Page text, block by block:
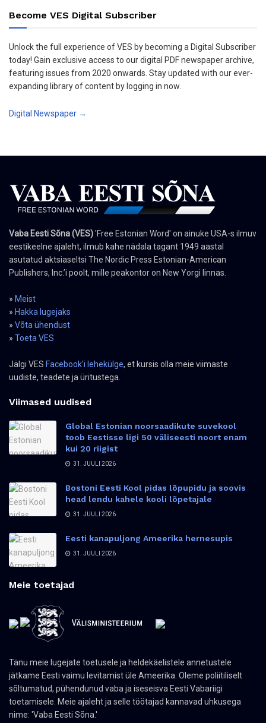
Become VES Digital Subscriber
Unlock the full experience of VES by becoming a Digital Subscriber
today! Gain exclusive access to our digital PDF newspaper archive,
featuring issues from 2020 onwards. Stay updated with our ever-
expanding library of content by logging in now.
Digital Newspaper →
Vaba Eesti Sõna (VES)'Free Estonian Word' on ainuke USA-s ilmuv
eestikeelne ajaleht, ilmub kahe nädala tagant 1949 aastal
asutatud aktsiaseltsi The Nordic Press Estonian-American
Publishers, Inc.’i poolt, mille peakontor on New Yorgi linnas.
» Meist
» Hakka lugejaks
» Võta ühendust
» Toeta VES
Jälgi VES Facebook'i lehekülge, et kursis olla meie viimaste
uudiste, teadete ja üritustega.
Viimased uudised
Global Estonian noorsaadikute suvekool
toob Eestisse ligi 50 väliseesti noort enam
kui 20 riigist
31. JUULI 2026
Bostoni Eesti Kool pidas lõpupidu ja soovis
head lendu kahele kooli lõpetajale
31. JUULI 2026
Eesti kanapuljong Ameerika hernesupis
31. JUULI 2026
Meie toetajad
Tänu meie lugejate toetusele ja heldekäelistele annetustele
jätkame Eesti vaimu levitamist üle Ameerika. Oleme poliitiliselt
sõltumatud, pühendunud vaba ja iseseisva Eesti Vabariigi
toetamisele. Meie ajaleht ja selle töötajad kannavad uhkusega
nime: 'Vaba Eesti Sõna.'